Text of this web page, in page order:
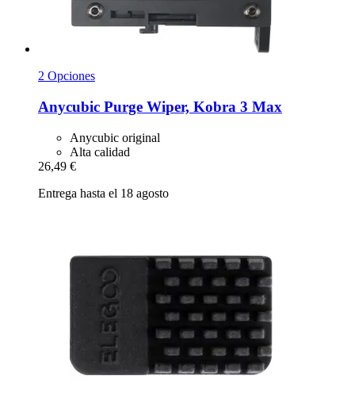
2 Opciones
Anycubic Purge Wiper, Kobra 3 Max
Anycubic original
Alta calidad
26,49 €
Entrega hasta el 18 agosto